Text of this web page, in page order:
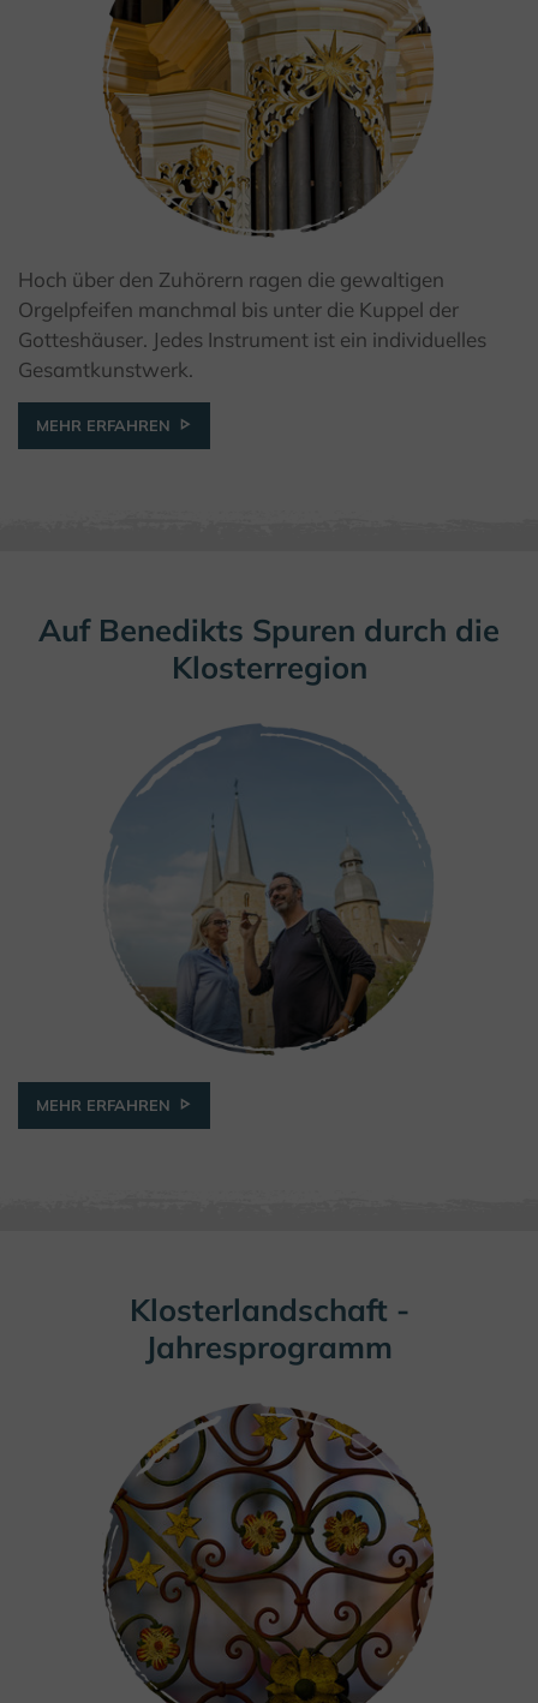
Hoch über den Zuhörern ragen die gewaltigen
Orgelpfeifen manchmal bis unter die Kuppel der
Gotteshäuser. Jedes Instrument ist ein individuelles
Gesamtkunstwerk.
MEHR ERFAHREN
Auf Benedikts Spuren durch die
Klosterregion
© Teutoburger Wald Tourismus / M. Schoberer
MEHR ERFAHREN
Klosterlandschaft -
Jahresprogramm